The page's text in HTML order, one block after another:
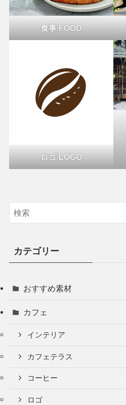
食事/FOOD
ロゴ/LOGO
カテゴリー
おすすめ素材
カフェ
インテリア
カフェテラス
コーヒー
ロゴ